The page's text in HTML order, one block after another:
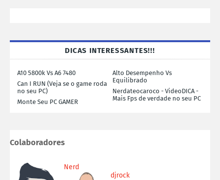
DICAS INTERESSANTES!!!
A10 5800k Vs A6 7480
Alto Desempenho Vs
Equilibrado
Can I RUN (Veja se o game roda
no seu PC)
Nerdateocaroco - VideoDICA -
Mais Fps de verdade no seu PC
Monte Seu PC GAMER
Colaboradores
Nerd
djrock